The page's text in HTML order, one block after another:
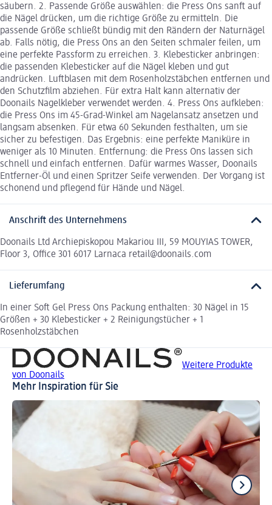
säubern. 2. Passende Größe auswählen: die Press Ons sanft auf
die Nägel drücken, um die richtige Größe zu ermitteln. Die
passende Größe schließt bündig mit den Rändern der Naturnägel
ab. Falls nötig, die Press Ons an den Seiten schmaler feilen, um
eine perfekte Passform zu erreichen. 3. Klebesticker anbringen:
die passenden Klebesticker auf die Nägel kleben und gut
andrücken. Luftblasen mit dem Rosenholzstäbchen entfernen und
den Schutzfilm abziehen. Für extra Halt kann alternativ der
Doonails Nagelkleber verwendet werden. 4. Press Ons aufkleben:
die Press Ons im 45-Grad-Winkel am Nagelansatz ansetzen und
langsam absenken. Für etwa 60 Sekunden festhalten, um sie
sicher zu befestigen. Das Ergebnis: eine perfekte Maniküre in
weniger als 10 Minuten. Entfernung: die Press Ons lassen sich
schnell und einfach entfernen. Dafür warmes Wasser, Doonails
Entferner-Öl und einen Spritzer Seife verwenden. Der Vorgang ist
schonend und pflegend für Hände und Nägel.
Anschrift des Unternehmens
Doonails Ltd Archiepiskopou Makariou III, 59 MOUYIAS TOWER,
Floor 3, Office 301 6017 Larnaca retail@doonails.com
Lieferumfang
In einer Soft Gel Press Ons Packung enthalten: 30 Nägel in 15
Größen + 30 Klebesticker + 2 Reinigungstücher + 1
Rosenholzstäbchen
Weitere Produkte
von Doonails
Mehr Inspiration für Sie